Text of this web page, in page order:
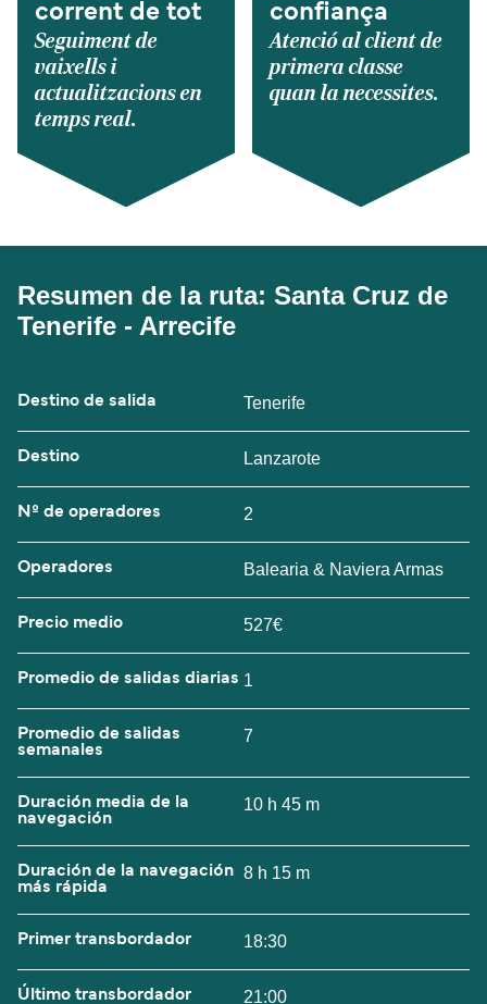
corrent de tot
Seguiment de
vaixells i
actualitzacions en
temps real.
confiança
Atenció al client de
primera classe
quan la necessites.
Resumen de la ruta: Santa Cruz de
Tenerife - Arrecife
Destino de salida Tenerife
Destino Lanzarote
Nº de operadores 2
Operadores Balearia & Naviera Armas
Precio medio 527€
Promedio de salidas diarias 1
Promedio de salidas
semanales
7
Duración media de la
navegación
10 h 45 m
Duración de la navegación
más rápida
8 h 15 m
Primer transbordador 18:30
Último transbordador 21:00